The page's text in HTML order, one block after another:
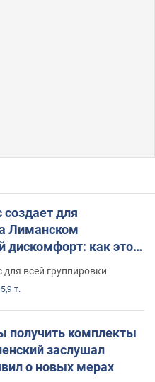
создает для
Лиманском
дискомфорт: как это
для всей группировки
т.
получить комплекты
заслушал
о новых мерах